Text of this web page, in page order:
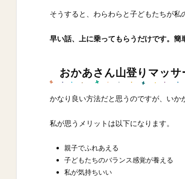
そうすると、わらわらと子どもたちが私
早い話、上に乗ってもらうだけです。簡
おかあさん山登りマッサ
かなり良い方法だと思うのですが、いか
私が思うメリットは以下になります。
親子でふれあえる
子どもたちのバランス感覚が養える
私が気持ちいい